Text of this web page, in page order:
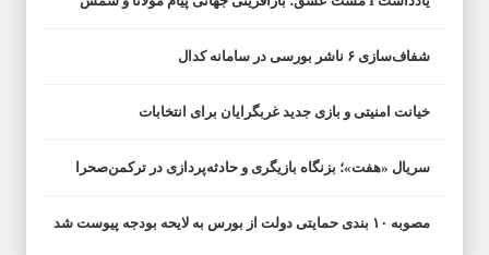
شفاف‌سازی ۶ ناشر بورسی در سامانه کدال
خیانت امنیتی و بازی جدید غربگرایان برای انتخابات
سریال «هفت»؛ بزنگاه بازیگری و حادثه‌پردازی در ترکمن‌صحرا
مصوبه ۱۰ بندی حمایتی دولت از بورس به لایحه بودجه پیوست شد